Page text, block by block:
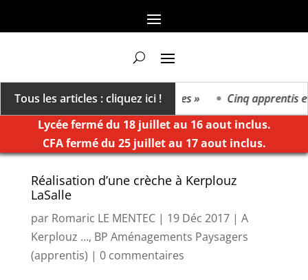
Tous les articles : cliquez ici !
va vers un millésime des extrêmes »
Cinq apprentis et
Lycée fermé du 18 juillet au 16 aout inclus.
CFA fermé du 25 juillet au 17 aout inclus.
Réalisation d’une crèche à Kerplouz
LaSalle
par Romaric LE MENTEC| 19 Déc 2017| A
Kerplouz …, BP Aménagements Paysagers
(apprentis) | 0 commentaires